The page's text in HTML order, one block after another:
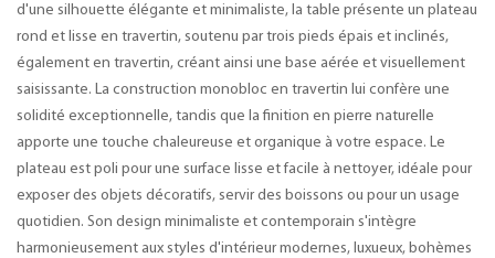
d'une silhouette élégante et minimaliste, la table présente un plateau
rond et lisse en travertin, soutenu par trois pieds épais et inclinés,
également en travertin, créant ainsi une base aérée et visuellement
saisissante. La construction monobloc en travertin lui confère une
solidité exceptionnelle, tandis que la finition en pierre naturelle
apporte une touche chaleureuse et organique à votre espace. Le
plateau est poli pour une surface lisse et facile à nettoyer, idéale pour
exposer des objets décoratifs, servir des boissons ou pour un usage
quotidien. Son design minimaliste et contemporain s'intègre
harmonieusement aux styles d'intérieur modernes, luxueux, bohèmes